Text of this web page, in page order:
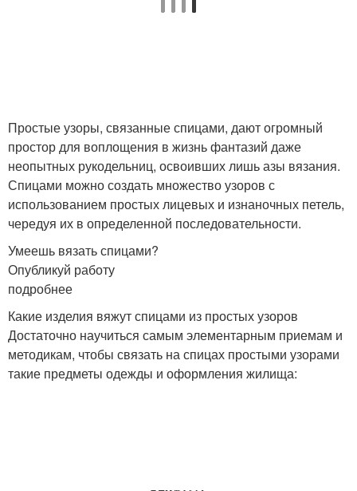
Красивый узор Спицы для вязания
Красивые узоры
Узор с вытянутыми
петлями
Мелкий узор
Простые узоры, связанные спицами, дают огромный
простор для воплощения в жизнь фантазий даже
неопытных рукодельниц, освоивших лишь азы вязания.
Спицами можно создать множество узоров с
использованием простых лицевых и изнаночных петель,
чередуя их в определенной последовательности.
Умеешь вязать спицами?
Опубликуй работу
подробнее
Какие изделия вяжут спицами из простых узоров
Достаточно научиться самым элементарным приемам и
методикам, чтобы связать на спицах простыми узорами
такие предметы одежды и оформления жилища: